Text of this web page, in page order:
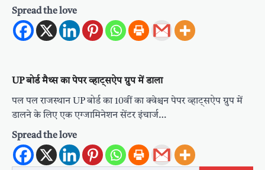
Spread the love
UP बोर्ड मैथ्स का पेपर व्हाट्सऐप ग्रुप में डाला
पल पल राजस्थान UP बोर्ड का 10वीं का क्वेश्चन पेपर व्हाट्सऐप ग्रुप में
डालने के लिए एक एग्जामिनेशन सेंटर इंचार्ज…
Spread the love